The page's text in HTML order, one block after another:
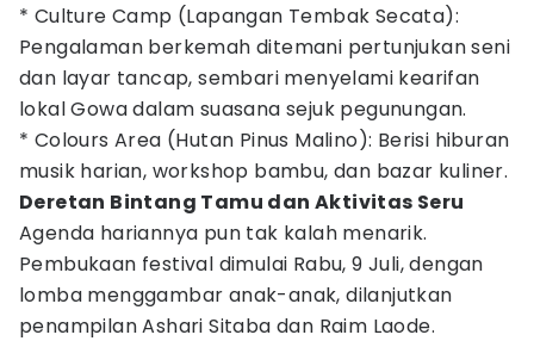
* Culture Camp (Lapangan Tembak Secata):
Pengalaman berkemah ditemani pertunjukan seni
dan layar tancap, sembari menyelami kearifan
lokal Gowa dalam suasana sejuk pegunungan.
* Colours Area (Hutan Pinus Malino): Berisi hiburan
musik harian, workshop bambu, dan bazar kuliner.
Deretan Bintang Tamu dan Aktivitas Seru
Agenda hariannya pun tak kalah menarik.
Pembukaan festival dimulai Rabu, 9 Juli, dengan
lomba menggambar anak-anak, dilanjutkan
penampilan Ashari Sitaba dan Raim Laode.